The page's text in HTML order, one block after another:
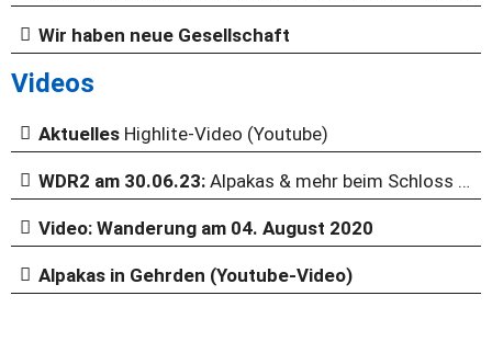
Wir haben neue Gesellschaft
Videos
Aktuelles Highlite-Video (Youtube)
WDR2 am 30.06.23: Alpakas & mehr beim Schloss Gehrden
Video: Wanderung am 04. August 2020
Alpakas in Gehrden (Youtube-Video)